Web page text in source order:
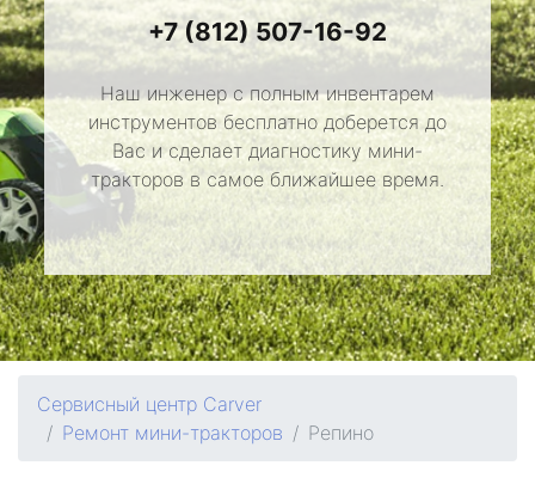
+7 (812) 507-16-92
Наш инженер с полным инвентарем
инструментов бесплатно доберется до
Вас и сделает диагностику мини-
тракторов в самое ближайшее время.
Сервисный центр Carver
Ремонт мини-тракторов
Репино